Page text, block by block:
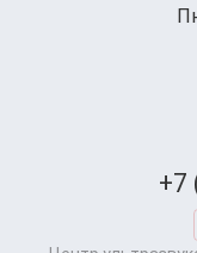
+7